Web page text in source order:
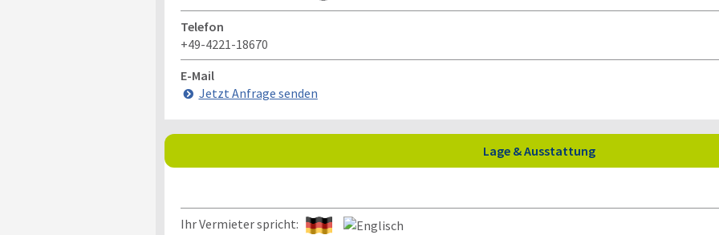
Telefon
+49-4221-18670
E-Mail
Jetzt Anfrage senden
Lage & Ausstattung
Ihr Vermieter spricht: